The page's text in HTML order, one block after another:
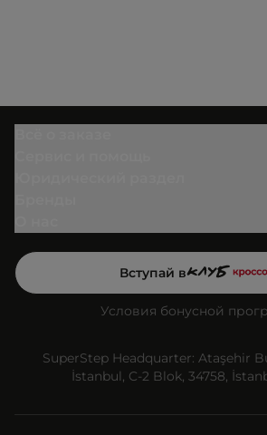
Вступай в
Условия бонусной
SuperStep Headquarter: Ataşehir
İstanbul, C-2 Blok, 34758,